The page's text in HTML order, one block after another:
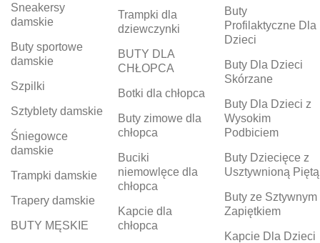
Sneakersy
damskie
Buty sportowe
damskie
Szpilki
Sztyblety damskie
Śniegowce
damskie
Trampki damskie
Trapery damskie
BUTY MĘSKIE
Trampki dla
dziewczynki
BUTY DLA
CHŁOPCA
Botki dla chłopca
Buty zimowe dla
chłopca
Buciki
niemowlęce dla
chłopca
Kapcie dla
chłopca
Buty
Profilaktyczne Dla
Dzieci
Buty Dla Dzieci
Skórzane
Buty Dla Dzieci z
Wysokim
Podbiciem
Buty Dziecięce z
Usztywnioną Piętą
Buty ze Sztywnym
Zapiętkiem
Kapcie Dla Dzieci